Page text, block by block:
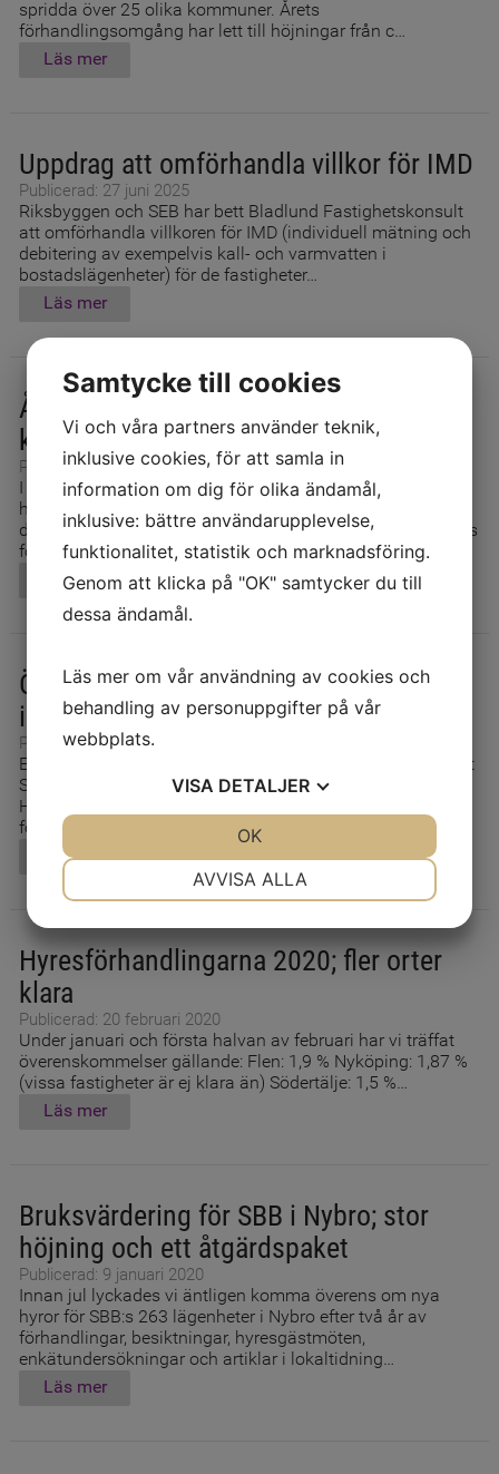
spridda över 25 olika kommuner. Årets
förhandlingsomgång har lett till höjningar från c…
Läs mer
Uppdrag att omförhandla villkor för IMD
Publicerad: 27 juni 2025
Riksbyggen och SEB har bett Bladlund Fastighetskonsult
att omförhandla villkoren för IMD (individuell mätning och
debitering av exempelvis kall- och varmvatten i
bostadslägenheter) för de fastigheter…
Läs mer
Årets hyresförhandlingar är i stort sett
klara
Publicerad: 20 maj 2024
I mitten av maj är vi nu i stort sett klara med årets
hyresförhandlingar. Bara någon fastighet återstår och
därtill en handfull enstaka lägenheter som har undantagits
för särskild förhandling. När vi…
Läs mer
Överenskommelse om hyressänkningar
i Uppsala
Publicerad: 14 december 2020
En överenskommelse har nåtts om sänkta hyror i kvarteret
Senapsfabriken i Uppsala, med hjälp av medling från
Hyresnämnden i Västerås. Överenskommelsen berör i
första steget de 254 prövningslägenheter…
Läs mer
Hyresförhandlingarna 2020; fler orter
klara
Publicerad: 20 februari 2020
Under januari och första halvan av februari har vi träffat
överenskommelser gällande: Flen: 1,9 % Nyköping: 1,87 %
(vissa fastigheter är ej klara än) Södertälje: 1,5 %…
Läs mer
Bruksvärdering för SBB i Nybro; stor
höjning och ett åtgärdspaket
Publicerad: 9 januari 2020
Innan jul lyckades vi äntligen komma överens om nya
hyror för SBB:s 263 lägenheter i Nybro efter två år av
förhandlingar, besiktningar, hyresgästmöten,
enkätundersökningar och artiklar i lokaltidning…
Läs mer
Samtycke till cookies
Vi och våra partners använder teknik,
inklusive cookies, för att samla in
information om dig för olika ändamål,
inklusive: bättre användarupplevelse,
funktionalitet, statistik och marknadsföring.
Genom att klicka på "OK" samtycker du till
dessa ändamål.
Läs mer om vår användning av cookies och
behandling av personuppgifter på vår
webbplats.
VISA DETALJER
MARKNADSFÖRING STATISTIK
AVVISA ALLA
OK